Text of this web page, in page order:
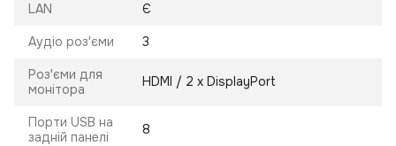
LAN Є
Аудіо роз'єми 3
Роз'єми для
монітора
HDMI / 2 х DisplayPort
Порти USB на
задній панелі
8